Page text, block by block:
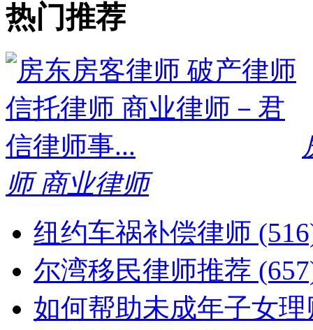
热门推荐
师 商业律师
纽约车祸补偿律师
尔湾移民律师推荐
如何帮助未成年子女理